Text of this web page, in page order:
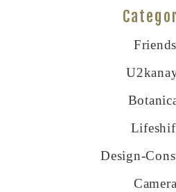
Friends
Design-
Camera